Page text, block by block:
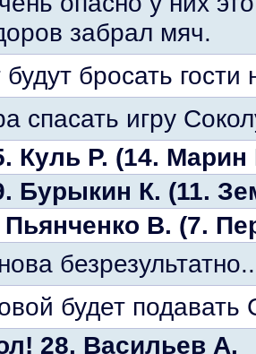
забрал мяч.
будут бросать
спасать игру
Куль Р. (14.
Бурыкин К. (11.
Пьянченко В. (7.
будет подавать
28. Васильев А.